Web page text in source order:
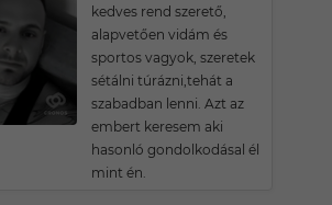
kedves rend szerető,
alapvetően vidám és
sportos vagyok, szeretek
sétálni túrázni,tehát a
szabadban lenni. Azt az
embert keresem aki
hasonló gondolkodásal él
mint én.